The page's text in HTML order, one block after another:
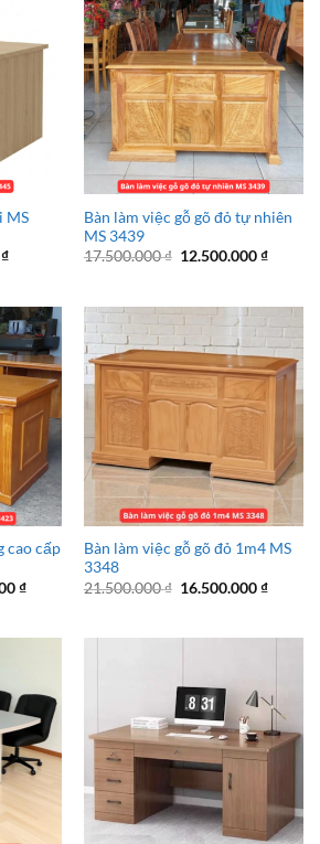
MS
₫Giá
3.000.000 ₫.
Bàn làm việc gỗ gõ đỏ tự nhiên
MS 3439
17.500.000₫ Giá
12.500.000₫Giá
cao cấp
₫Giá
10.500.000 ₫.
Bàn làm việc gỗ gõ đỏ 1m4 MS
3348
21.500.000₫ Giá
16.500.000₫Giá